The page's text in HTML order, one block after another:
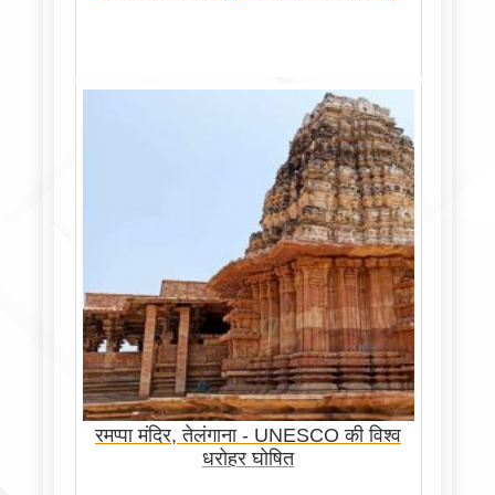
रमप्पा मंदिर, तेलंगाना - UNESCO की विश्व
धरोहर घोषित